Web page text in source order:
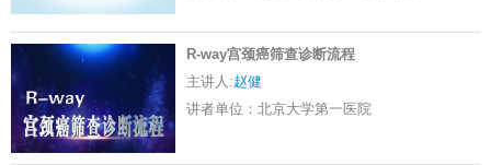
R-way宫颈癌筛查诊断流程
主讲人:赵健
讲者单位： 北京大学第一医院